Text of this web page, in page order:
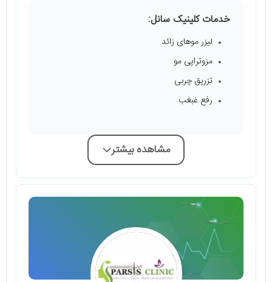
خدمات کلینیک سانل:
لیزر موهای زائد
مزوتراپی مو
تزریق چربی
رفع غبغب
مشاهده بیشتر